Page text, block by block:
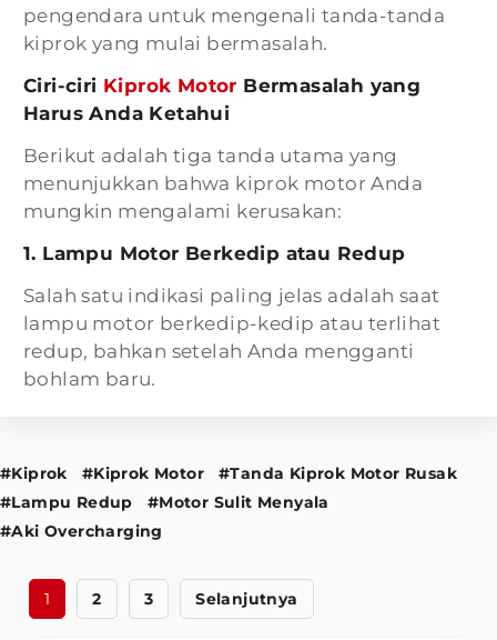
pengendara untuk mengenali tanda-tanda
kiprok yang mulai bermasalah.
Ciri-ciri Kiprok Motor Bermasalah yang
Harus Anda Ketahui
Berikut adalah tiga tanda utama yang
menunjukkan bahwa kiprok motor Anda
mungkin mengalami kerusakan:
1. Lampu Motor Berkedip atau Redup
Salah satu indikasi paling jelas adalah saat
lampu motor berkedip-kedip atau terlihat
redup, bahkan setelah Anda mengganti
bohlam baru.
#Kiprok #Kiprok Motor
#Tanda Kiprok Motor Rusak
#Lampu Redup
#Motor Sulit Menyala
#Aki Overcharging
1 2 3 Selanjutnya